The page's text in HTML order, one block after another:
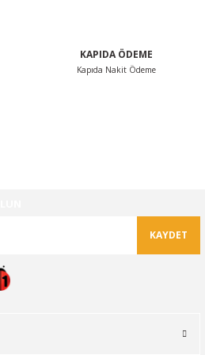
KAPIDA ÖDEME
Kapıda Nakit Ödeme
KAYDET